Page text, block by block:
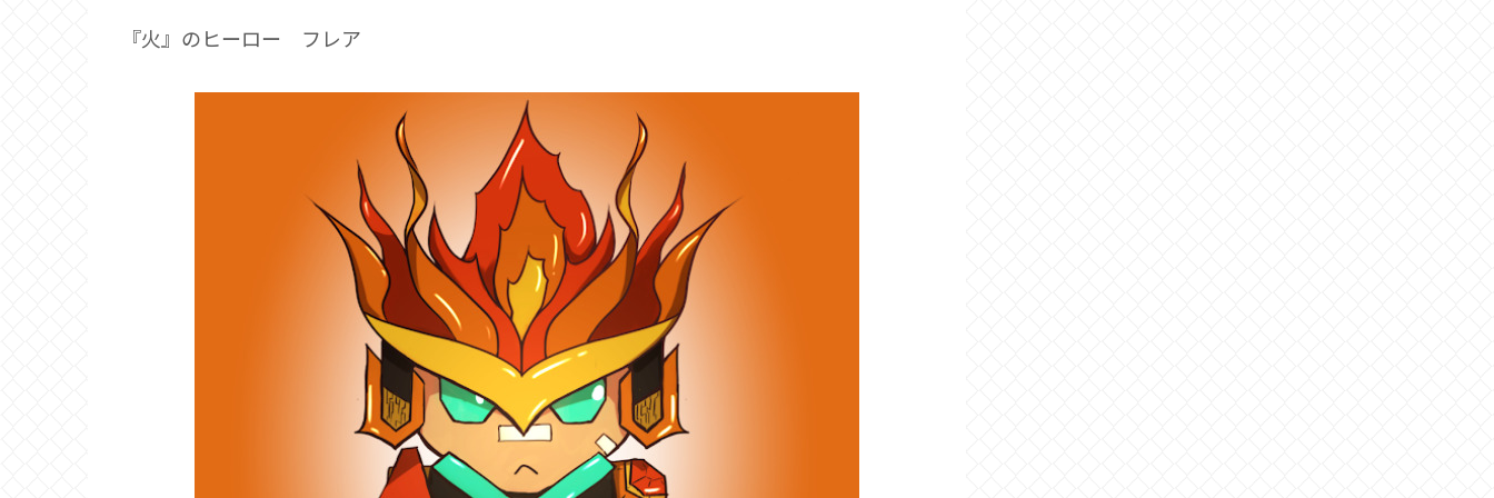
『火』のヒーロー フレア